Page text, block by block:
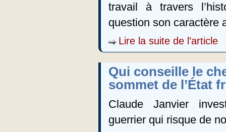
travail à travers
question son caractère
Lire la suite de l’article
Qui conseille le
sommet de l’État
Claude Janvier
guerrier qui risque de